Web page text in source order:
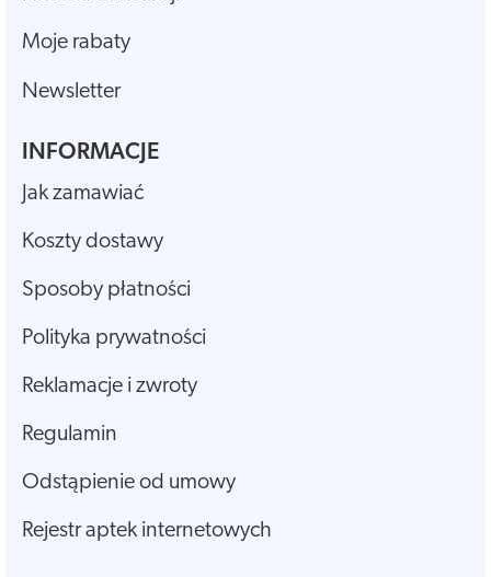
Moje rabaty
Newsletter
INFORMACJE
Jak zamawiać
Koszty dostawy
Sposoby płatności
Polityka prywatności
Reklamacje i zwroty
Regulamin
Odstąpienie od umowy
Rejestr aptek internetowych